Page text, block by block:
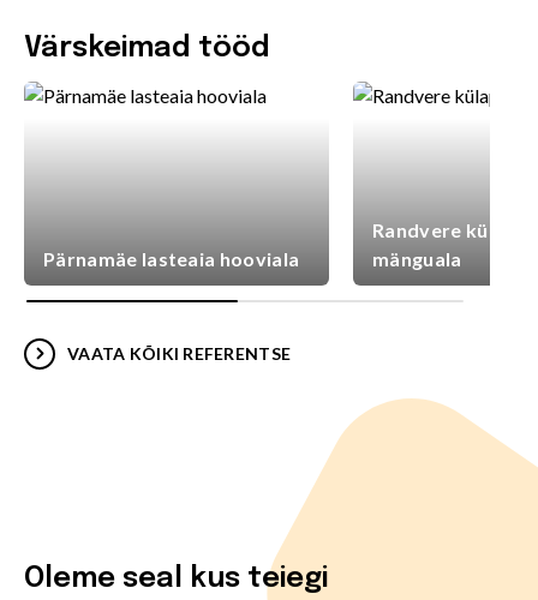
Värskeimad tööd
Pärnamäe lasteaia hooviala
Randvere
mänguala
VAATA KÕIKI REFERENTSE
Oleme seal kus teiegi